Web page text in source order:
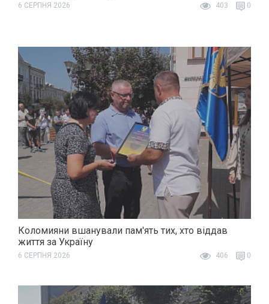
6 СЕРПНЯ 2026 403 0
Коломияни вшанували пам'ять тих, хто віддав
життя за Україну
6 СЕРПНЯ 2026 406 0